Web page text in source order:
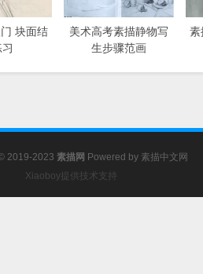
块面结
美术高考素描静物写
生步骤范画
素
2019-2023 素描网 Powered by 素描中文网
Xiaoboy提供技术支持